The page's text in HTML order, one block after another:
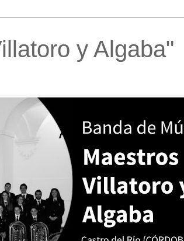
y Algaba"